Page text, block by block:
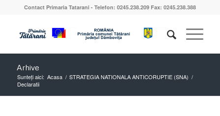
Contact Primaria Tatarani - Telefon: 0245.238.209 Fax: 0245.238.388
Arhive
Sunteți aici: Acasa / STRATEGIA NATIONALA ANTICORUPTIE (SNA) /
Declaratii